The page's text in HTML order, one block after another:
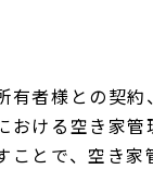
有者様との契
ける空き家管
とで、空き家